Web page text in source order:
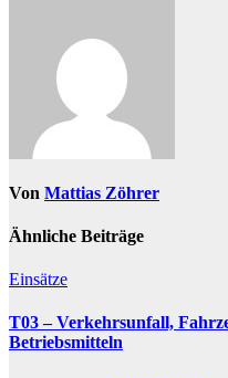
Von Mattias Zöhrer
Ähnliche Beiträge
Einsätze
T03 – Verkehrsunfall,
Betriebsmitteln